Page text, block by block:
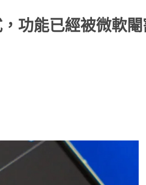
功能已經被微軟